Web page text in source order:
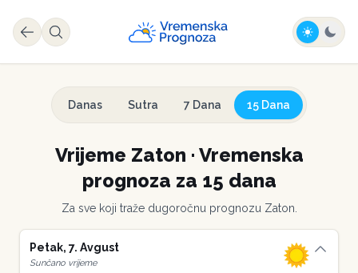
Danas Sutra 7 Dana 15 Dana
Vrijeme Zaton · Vremenska
prognoza za 15 dana
Za sve koji traže dugoročnu prognozu Zaton
Petak, 7. Avgust
Sunčano vrijeme